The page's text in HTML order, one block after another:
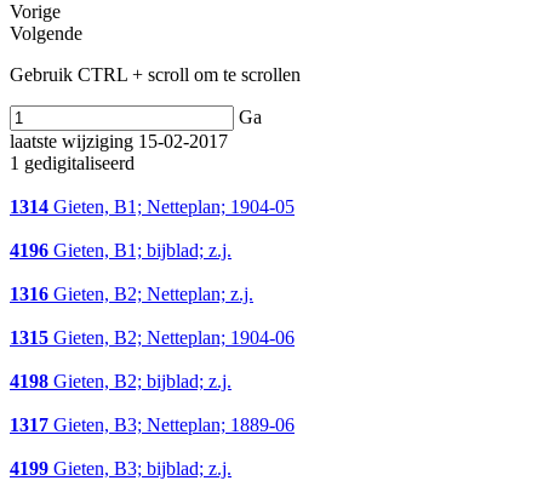
Vorige
Volgende
Gebruik CTRL + scroll om te scrollen
Ga
laatste wijziging 15-02-2017
1 gedigitaliseerd
1314 Gieten, B1; Netteplan; 1904-05
4196 Gieten, B1; bijblad; z.j.
1316 Gieten, B2; Netteplan; z.j.
1315 Gieten, B2; Netteplan; 1904-06
4198 Gieten, B2; bijblad; z.j.
1317 Gieten, B3; Netteplan; 1889-06
4199 Gieten, B3; bijblad; z.j.